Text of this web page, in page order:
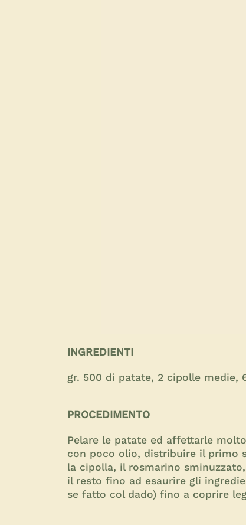
INGREDIENTI
gr. 500 di patate, 2 cipolle medie,
PROCEDIMENTO
Pelare le patate ed affettarle
con poco olio, distribuire il primo
la cipolla, il rosmarino
il resto fino ad esaurire gli
se fatto col dado) fino a coprire